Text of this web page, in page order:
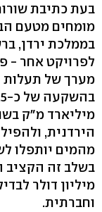
בעת כתיבת
מומחים מטעם
בממלכת ירדן,
לפרויקט אחר -
מיליארד מ"ק
הירדנית,
מהמים יותפלו
מיליון דולר
וחברתית.